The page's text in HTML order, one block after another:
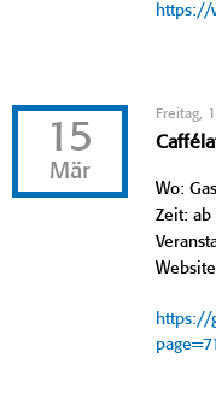
https://
15
Mär
Freitag,
Wo:
Zeit: ab
https://